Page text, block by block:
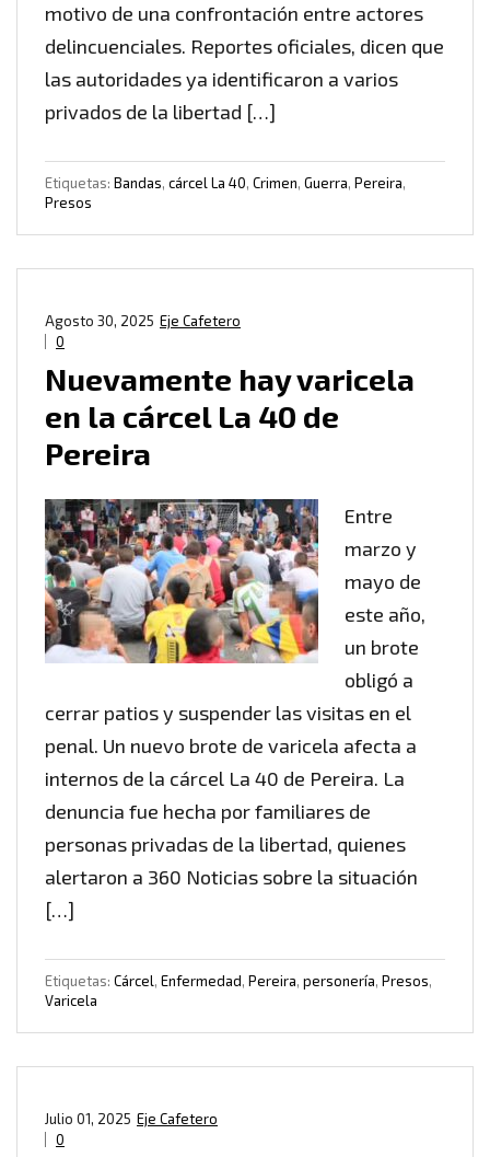
motivo de una confrontación entre actores
delincuenciales. Reportes oficiales, dicen que
las autoridades ya identificaron a varios
privados de la libertad […]
Etiquetas: Bandas, cárcel La 40, Crimen, Guerra, Pereira,
Presos
Eje Cafetero
Agosto 30, 2025
0
Nuevamente hay varicela
en la cárcel La 40 de
Pereira
Entre
marzo y
mayo de
este año,
un brote
obligó a
cerrar patios y suspender las visitas en el
penal. Un nuevo brote de varicela afecta a
internos de la cárcel La 40 de Pereira. La
denuncia fue hecha por familiares de
personas privadas de la libertad, quienes
alertaron a 360 Noticias sobre la situación
[…]
Etiquetas: Cárcel, Enfermedad, Pereira, personería, Presos,
Varicela
Eje Cafetero
Julio 01, 2025
0